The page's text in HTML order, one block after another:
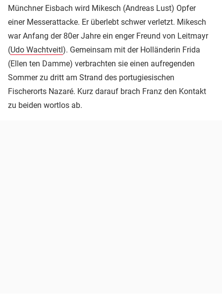
Münchner Eisbach wird Mikesch (Andreas Lust) Opfer
einer Messerattacke. Er überlebt schwer verletzt. Mikesch
war Anfang der 80er Jahre ein enger Freund von Leitmayr
(Udo Wachtveitl ). Gemeinsam mit der Holländerin Frida
(Ellen ten Damme) verbrachten sie einen aufregenden
Sommer zu dritt am Strand des portugiesischen
Fischerorts Nazaré. Kurz darauf brach Franz den Kontakt
zu beiden wortlos ab.